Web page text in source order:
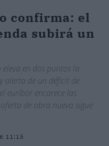
confirma: el
subirá un
en dos puntos la
alerta de un déficit de
euríbor encarece las
de obra nueva sigue
11:15